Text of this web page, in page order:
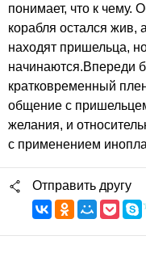
понимает, что к чему.
корабля остался
находят пришельца,
начинаются.Впереди
кратковременный
общение с
желания, и
с применением
Отправить другу